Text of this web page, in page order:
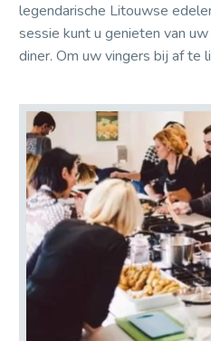
legendarische Litouwse
sessie kunt u genieten van
diner. Om uw vingers bij af te